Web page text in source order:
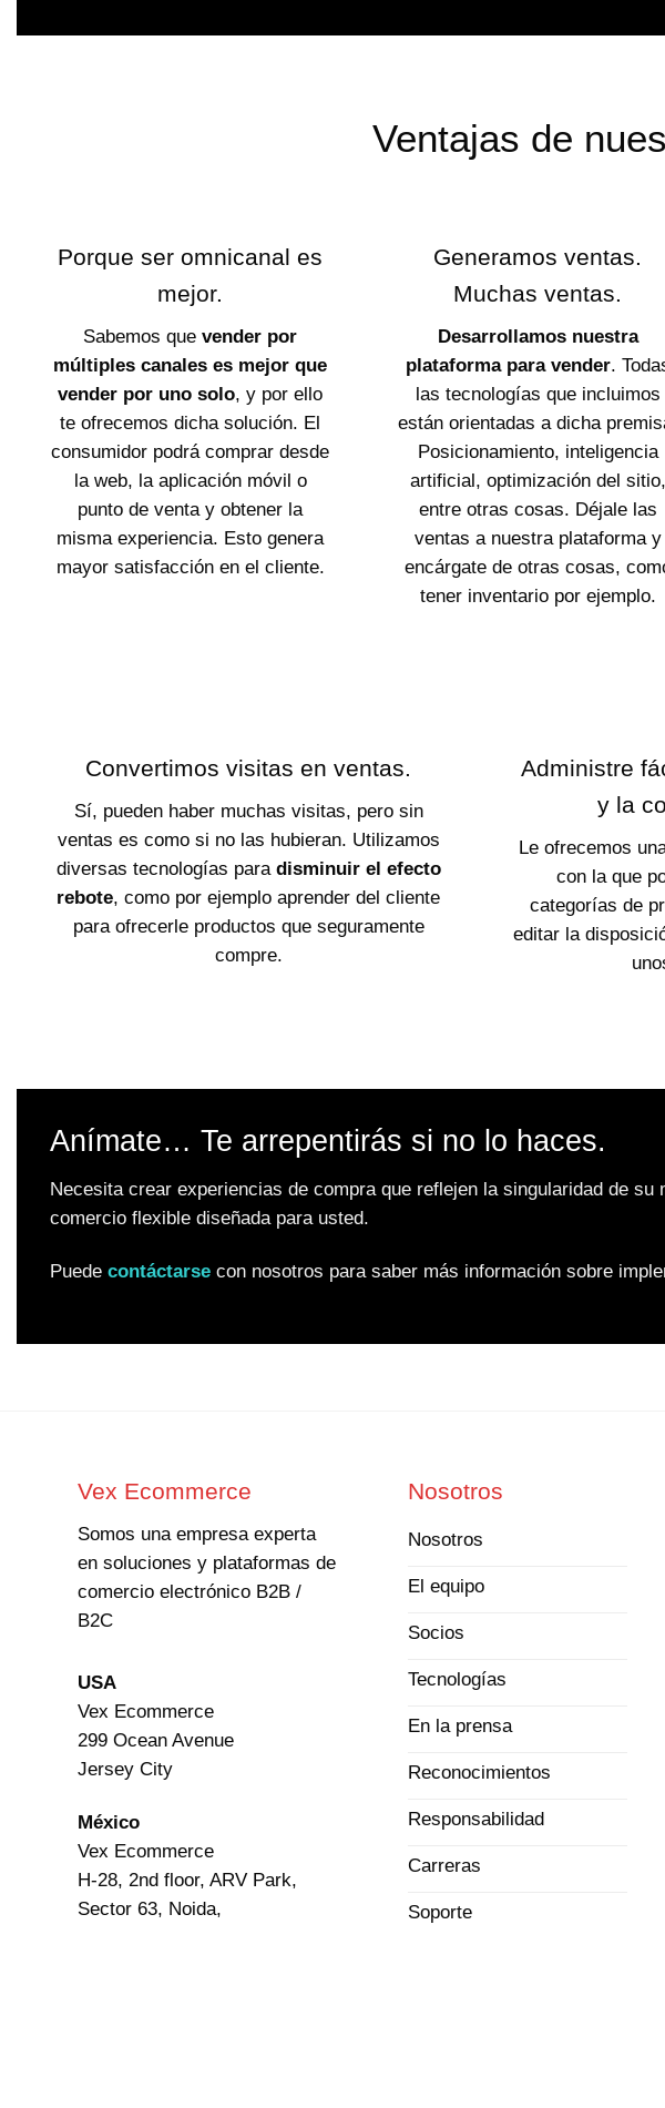
Ventajas de
Porque ser omnicanal es
mejor.
Sabemos quevender por
múltiples canales es mejor que
vender por uno solo, y por ello
te ofrecemos dicha solución. El
consumidor podrá comprar desde
la web, la aplicación móvil o
punto de venta y obtener la
misma experiencia. Esto genera
mayor satisfacción en el cliente.
Generamos ventas.
Muchas ventas.
Desarrollamos nuestra
plataforma para vender.
las tecnologías que incluimos
están orientadas a dicha
Posicionamiento, inteligencia
artificial, optimización del sitio,
entre otras cosas. Déjale las
ventas a nuestra plataforma y
encárgate de otras cosas,
tener inventario por ejemplo.
Convertimos visitas en ventas.
Sí, pueden haber muchas visitas, pero sin
ventas es como si no las hubieran. Utilizamos
diversas tecnologías para disminuir el efecto
rebote, como por ejemplo aprender del cliente
para ofrecerle productos que seguramente
compre.
Administre
y la
Le ofrecemos
con la que
categorías de
editar la
Anímate… Te arrepentirás si no lo haces.
Necesita crear experiencias de compra que reflejen la singularidad de
comercio flexible diseñada para usted.
Puede contáctarse con nosotros para saber más información sobre
Vex Ecommerce
Somos una empresa experta
en soluciones y plataformas de
comercio electrónico B2B /
B2C
USA
Vex Ecommerce
299 Ocean Avenue
Jersey City
México
Vex Ecommerce
H-28, 2nd floor, ARV Park,
Sector 63, Noida,
Nosotros
Nosotros
El equipo
Socios
Tecnologías
En la prensa
Reconocimientos
Responsabilidad
Carreras
Soporte